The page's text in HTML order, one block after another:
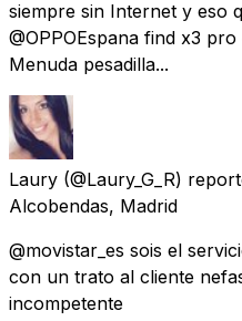
siempre sin Internet y eso
@OPPOEspana find x3
Menuda pesadilla...
Laury (@Laury_G_R)
Alcobendas, Madrid
@movistar_es sois el
con un trato al cliente
incompetente